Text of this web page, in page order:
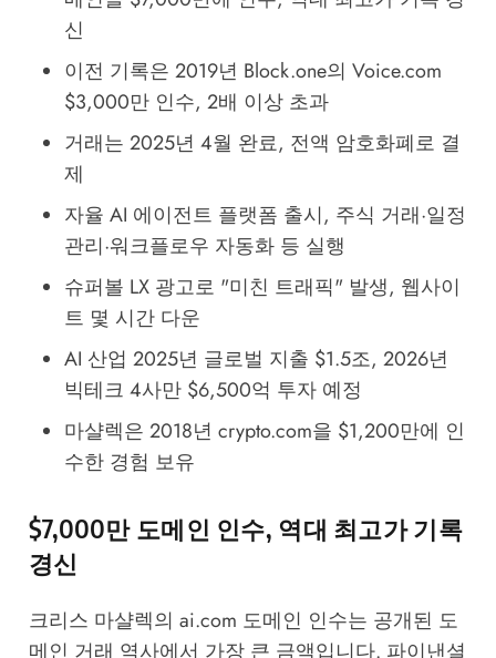
신
이전 기록은 2019년 Block.one의 Voice.com
$3,000만 인수, 2배 이상 초과
거래는 2025년 4월 완료, 전액 암호화폐로 결
제
자율 AI 에이전트 플랫폼 출시, 주식 거래·일정
관리·워크플로우 자동화 등 실행
슈퍼볼 LX 광고로 "미친 트래픽" 발생, 웹사이
트 몇 시간 다운
AI 산업 2025년 글로벌 지출 $1.5조, 2026년
빅테크 4사만 $6,500억 투자 예정
마샬렉은 2018년 crypto.com을 $1,200만에 인
수한 경험 보유
$7,000만 도메인 인수, 역대 최고가 기록
경신
크리스 마샬렉의 ai.com 도메인 인수는 공개된 도
메인 거래 역사에서 가장 큰 금액입니다. 파이낸셜